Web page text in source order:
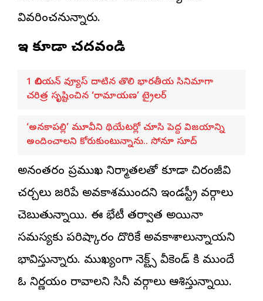
వివరించనున్నారు.
ఇవి కూడా చదవండి
1 బిలియన్ వ్యూస్ దాటిన తొలి భారతీయ సినిమాగా
చరిత్ర సృష్టించిన ‘రామాయణ’ ట్రైలర్
‘అనకాపల్లి’ మూవీని థియేటర్లో చూసి పెద్ద విజయాన్ని
అందించాలని కోరుకుంటున్నాను.. సోనూ సూద్
అనంతరం ప్రముఖ నిర్మాతలతో కూడా చిరంజీవి
చర్చలు జరిపే అవకాశముందని ఇండస్ట్రీ వర్గాలు
చెబుతున్నాయి. ఈ భేటీ తర్వాత అయినా
సమస్యకు పరిష్కారం దొరికే అవకాశాలున్నాయని
భావిస్తున్నారు. ముఖ్యంగా నెక్ట్స్ వీకెండ్ కి ముందే
ఓ నిర్ణయం రావాలని సినీ వర్గాలు ఆశిస్తున్నాయి.